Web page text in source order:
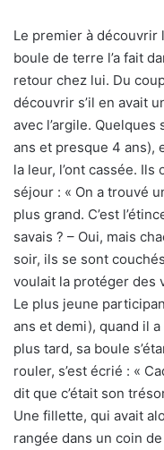
Le premier à découvrir
boule de terre l’a fait
retour chez lui. Du
découvrir s’il en avait
avec l’argile.
ans et presque 4 ans),
la leur, l’ont cassée.
séjour : « On a trouvé
plus grand. C’est
savais ? – Oui, mais
soir, ils se sont
voulait la protéger des
Le plus jeune
ans et demi), quand il
plus tard, sa boule
rouler, s’est écrié : «
dit que c’était son
Une fillette, qui avait
rangée dans un coin